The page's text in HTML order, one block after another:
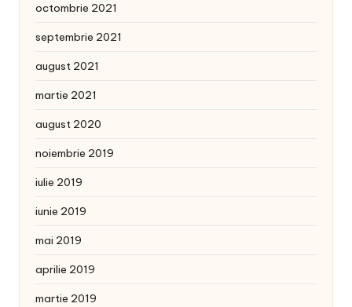
octombrie 2021
septembrie 2021
august 2021
martie 2021
august 2020
noiembrie 2019
iulie 2019
iunie 2019
mai 2019
aprilie 2019
martie 2019